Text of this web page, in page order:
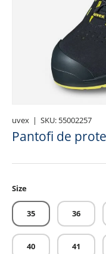
uvex | SKU: 55002257
Pantofi de
Size
35 36
40 41